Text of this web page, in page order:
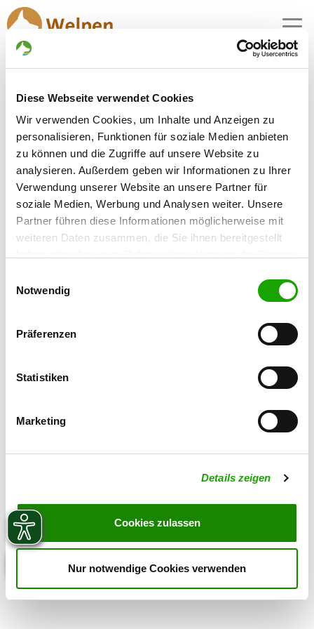
Diese Webseite verwendet Cookies
Wir verwenden Cookies, um Inhalte und Anzeigen zu
personalisieren, Funktionen für soziale Medien anbieten
zu können und die Zugriffe auf unsere Website zu
analysieren. Außerdem geben wir Informationen zu Ihrer
Verwendung unserer Website an unsere Partner für
soziale Medien, Werbung und Analysen weiter. Unsere
Partner führen diese Informationen möglicherweise mit
weiteren Daten zusammen, die Sie ihnen bereitgestellt
Cookies, wenn Sie unsere Webseite weiterhin nutzen.
Notwendig
Präferenzen
Statistiken
Marketing
Details zeigen
Cookies zulassen
Nur notwendige Cookies verwenden
MENU
Schäferhundwelpen in
Wittislingen
1 Züchter mit aktuellen Angeboten für
Schäferhundwelpen gefunden
Zuchtstätte: von der Hochstiftstraße
Details
Hochstiftstr. 28
89426 Wittislingen